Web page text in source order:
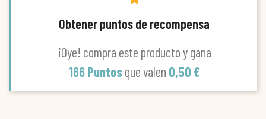
Obtener puntos de recompensa
¡Oye! compra este producto y gana
166 Puntos que valen 0,50 €